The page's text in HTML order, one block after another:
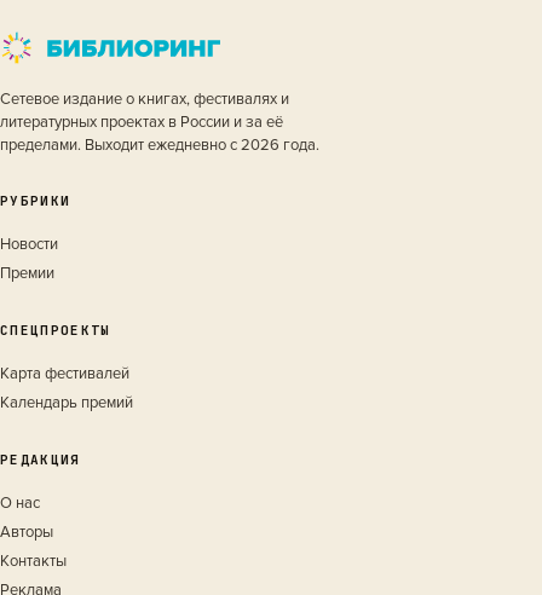
Сетевое издание о книгах, фестивалях и
литературных проектах в России и за её
пределами. Выходит ежедневно с 2026 года.
РУБРИКИ
Новости
Премии
СПЕЦПРОЕКТЫ
Карта фестивалей
Календарь премий
РЕДАКЦИЯ
О нас
Авторы
Контакты
Реклама